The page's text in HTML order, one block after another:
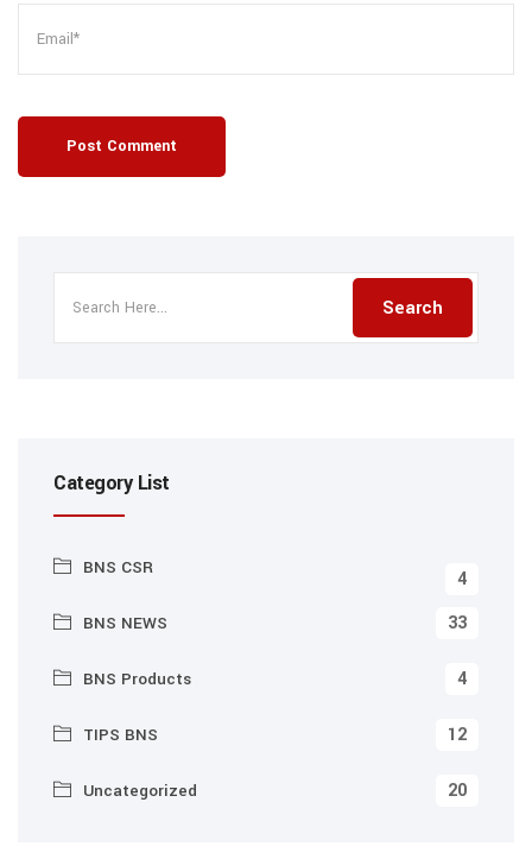
Post Comment
Category List
BNS CSR 4
BNS NEWS 33
BNS Products 4
TIPS BNS 12
Uncategorized 20